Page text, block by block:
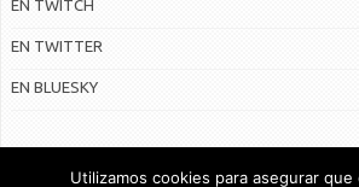
EN TWITCH
EN TWITTER
EN BLUESKY
Utilizamos cookies para asegurar que